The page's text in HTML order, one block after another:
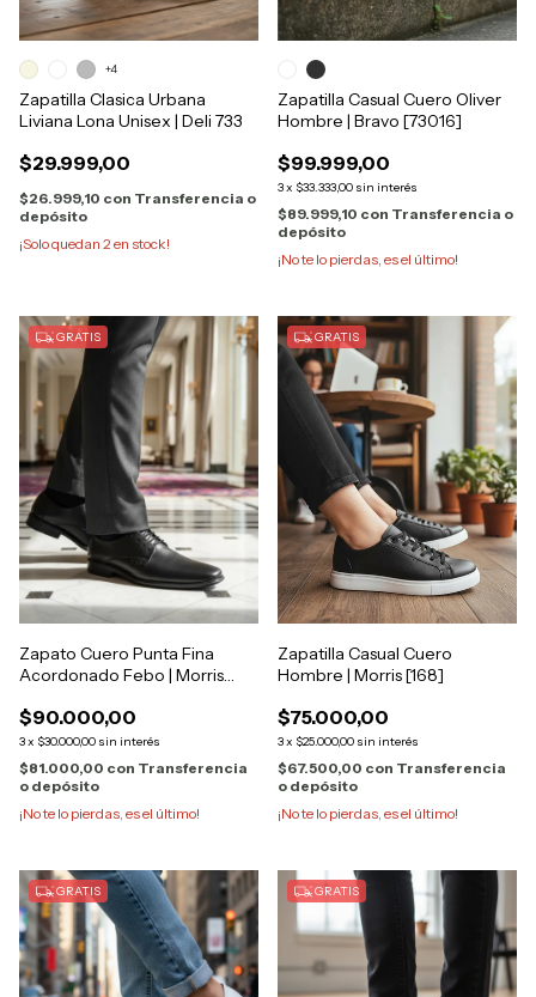
Zapatilla Clasica Urbana
Liviana Lona Unisex | Deli 733
$29.999,00
$26.999,10 con Transferencia o
depósito
¡Solo quedan 2en stock!
+4
Zapatilla Casual Cuero Oliver
Hombre | Bravo [73016]
$99.999,00
3x $33.333,00 sin interés
$89.999,10 con Transferencia o
depósito
¡No te lo pierdas, es el último!
GRATIS
Zapato Cuero Punta Fina
Acordonado Febo | Morris
$90.000,00
3x $30.000,00 sin interés
$81.000,00 con Transferencia
o depósito
¡No te lo pierdas, es el último!
GRATIS
Zapatilla Casual Cuero
Hombre | Morris [168]
$75.000,00
3x $25.000,00 sin interés
$67.500,00 con Transferencia
o depósito
¡No te lo pierdas, es el último!
GRATIS GRATIS